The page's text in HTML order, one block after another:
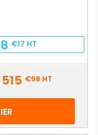
€17 HT
515 €98 HT